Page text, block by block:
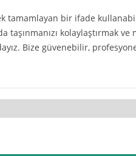
tamamlayan bir ifade
taşınmanızı kolaylaştırmak ve
Bize güvenebilir,